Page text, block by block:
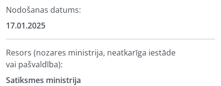
Nodošanas datums:
17.01.2025
Resors (nozares ministrija, neatkarīga iestāde
vai pašvaldība):
Satiksmes ministrija